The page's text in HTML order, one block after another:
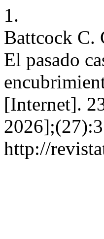
1.
Battcock C.
El pasado
[Internet].
http://